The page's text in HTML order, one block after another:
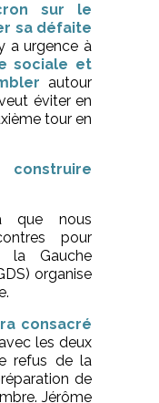
sur le
sa défaite
a urgence à
sociale et
autour
éviter en
tour en
que nous
pour
la Gauche
organise
consacré
les deux
refus de la
de
Jérôme